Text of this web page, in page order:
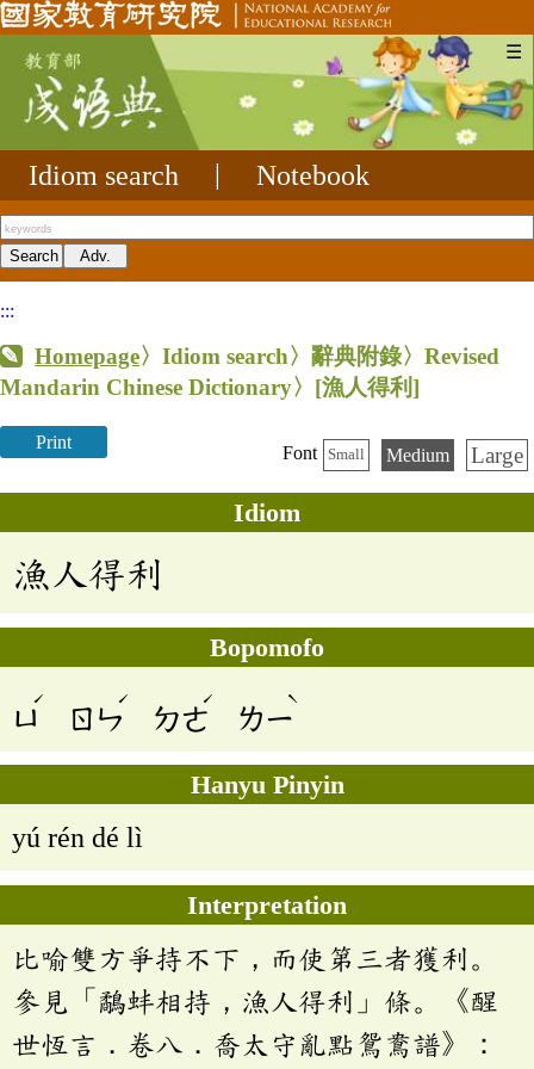
☰
Idiom search Notebook
:::
Homepage〉Idiom search〉辭典附錄〉Revised
Mandarin Chinese Dictionary〉 [漁人得利]
Print
Font Small Medium Large
Idiom
漁人得利
Bopomofo
ㄩ
ˊ
ㄖㄣ
ˊ
ㄉㄜ
ˊ
ㄌㄧ
ˋ
Hanyu Pinyin
yú rén dé lì
Interpretation
比喻雙方爭持不下，而使第三者獲利。
參見「鷸蚌相持，漁人得利」條。《醒
世恆言．卷八．喬太守亂點鴛鴦譜》：